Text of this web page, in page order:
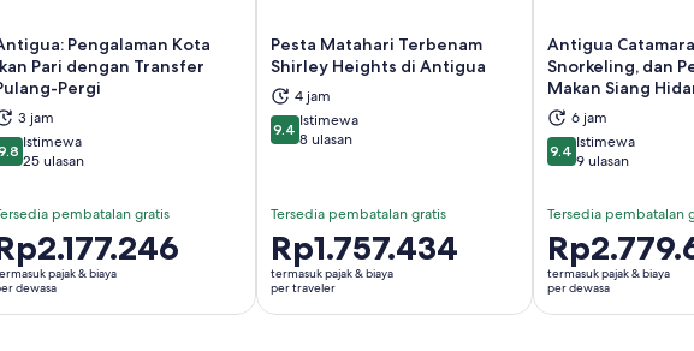
Pengalaman Kota
Pari dengan Transfer
Pergi
3 jam
9.8 dari 10
Istimewa
25 ulasan
pembatalan gratis
pajak & biaya
dewasa
Pesta Matahari Terbenam
Shirley Heights di Antigua
4 jam
9.49.4 dari 10
Istimewa
8 ulasan
Tersedia pembatalan gratis
Harga
Rp1.757.434
per
traveler
Rp1.757.434
termasuk pajak & biaya
per traveler
Antigua
Snorkeling, dan
Makan Siang
6 jam
9.49.4 dari 10
Istimewa
9 ulasan
Tersedia pembatalan
Harga
Rp2.779.615
per
dewasa
termasuk pajak & biaya
per dewasa